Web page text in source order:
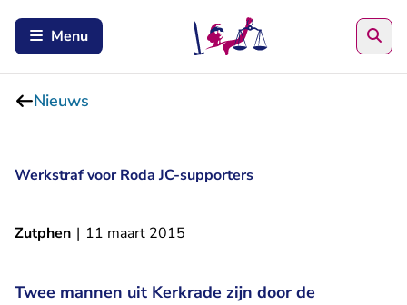
Menu
Nieuws
Werkstraf voor Roda JC-supporters
Zutphen | 11 maart 2015
Twee mannen uit Kerkrade zijn door de